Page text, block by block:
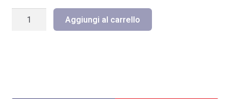
ADRENALINA
Aggiungi al carrello